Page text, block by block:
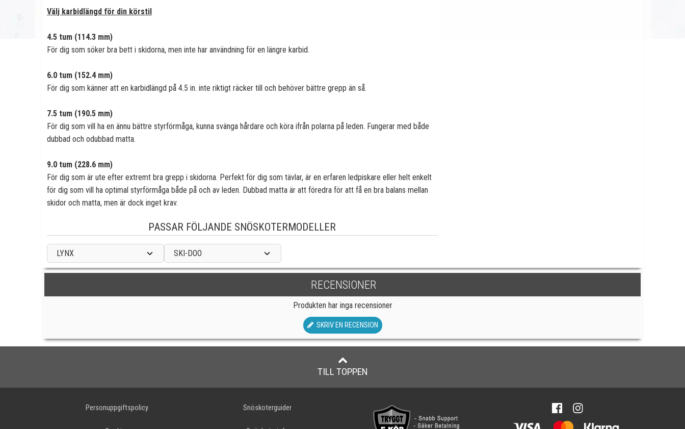
Välj karbidlängd för din körstil
4.5 tum (114.3 mm)
För dig som söker bra bett i skidorna, men inte har användning för en längre karbid.
6.0 tum (152.4 mm)
För dig som känner att en karbidlängd på 4.5 in. inte riktigt räcker till och behöver bättre grepp än så.
7.5 tum (190.5 mm)
För dig som vill ha en ännu bättre styrförmåga, kunna svänga hårdare och köra ifrån polarna på leden. Fungerar med både
dubbad och odubbad matta.
9.0 tum (228.6 mm)
För dig som är ute efter extremt bra grepp i skidorna. Perfekt för dig som tävlar, är en erfaren ledpiskare eller helt enkelt
för dig som vill ha optimal styrförmåga både på och av leden. Dubbad matta är att föredra för att få en bra balans mellan
skidor och matta, men är dock inget krav.
PASSAR FÖLJANDE SNÖSKOTERMODELLER
LYNX SKI-DOO
RECENSIONER
Produkten har inga recensioner
SKRIV EN RECENSION
TILL TOPPEN
Personuppgiftspolicy Snöskoterguider